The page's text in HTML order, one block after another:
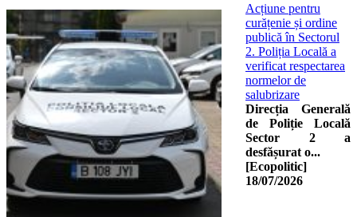
Acțiune pentru
curățenie și ordine
publică în Sectorul
2. Poliția Locală a
verificat respectarea
normelor de
salubrizare
Direcția Generală
de Poliție Locală
Sector 2 a
desfășurat o...
[Ecopolitic]
18/07/2026